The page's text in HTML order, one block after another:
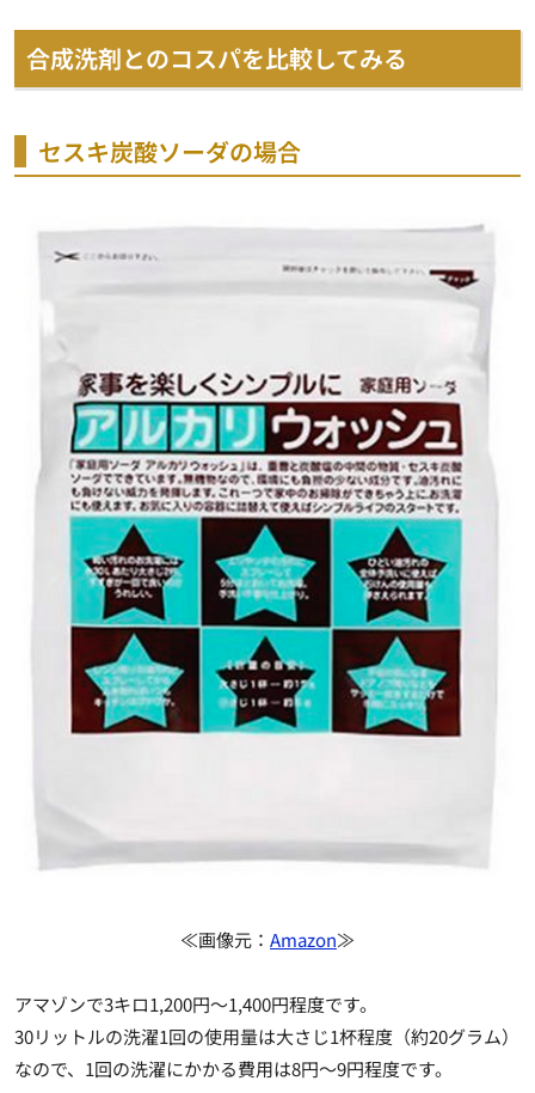
合成洗剤とのコスパを比較してみる
セスキ炭酸ソーダの場合
≪画像元： Amazon≫
アマゾンで3キロ1,200円～1,400円程度です。
30リットルの洗濯1回の使用量は大さじ1杯程度（約20グラム）
なので、1回の洗濯にかかる費用は8円～9円程度です。